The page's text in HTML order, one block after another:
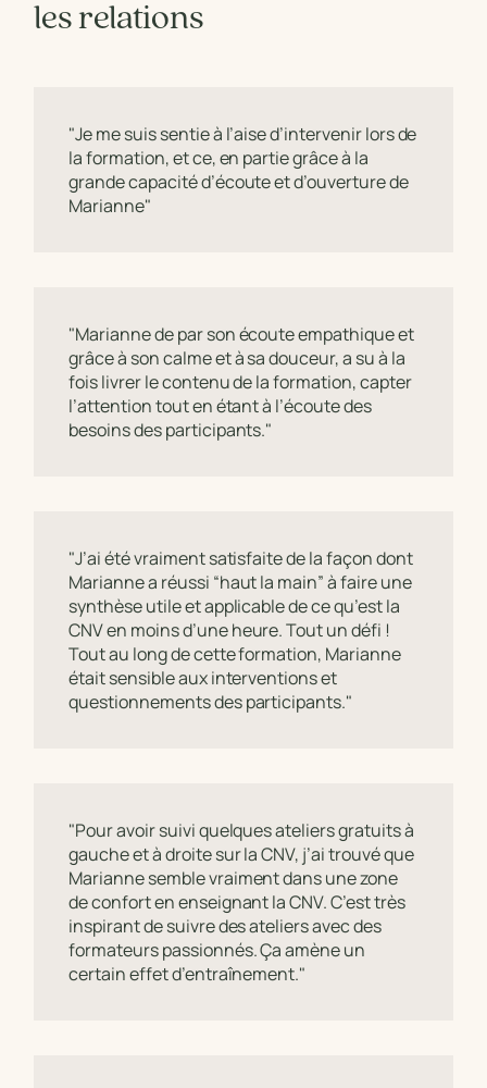
les relations
"Je me suis sentie à l’aise d’intervenir lors de
la formation, et ce, en partie grâce à la
grande capacité d’écoute et d’ouverture de
Marianne"
"Marianne de par son écoute empathique et
grâce à son calme et à sa douceur, a su à la
fois livrer le contenu de la formation, capter
l’attention tout en étant à l’écoute des
besoins des participants."
"J’ai été vraiment satisfaite de la façon dont
Marianne a réussi “haut la main” à faire une
synthèse utile et applicable de ce qu’est la
CNV en moins d’une heure. Tout un défi !
Tout au long de cette formation, Marianne
était sensible aux interventions et
questionnements des participants."
"Pour avoir suivi quelques ateliers gratuits à
gauche et à droite sur la CNV, j’ai trouvé que
Marianne semble vraiment dans une zone
de confort en enseignant la CNV. C’est très
inspirant de suivre des ateliers avec des
formateurs passionnés. Ça amène un
certain effet d’entraînement."